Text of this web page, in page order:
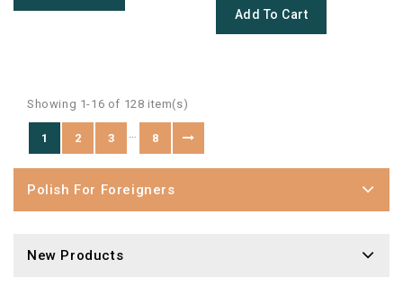
Add To Cart
Showing 1-16 of 128 item(s)
1 2 3 … 8
Polish For Foreigners
New Products